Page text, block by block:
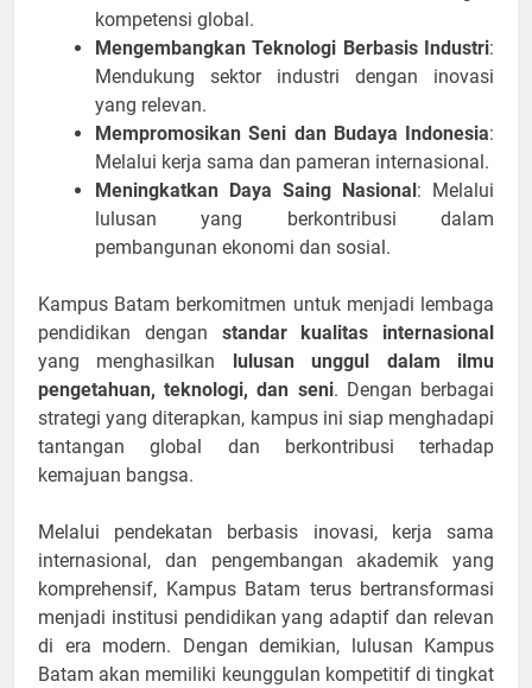
kompetensi global.
Mengembangkan Teknologi Berbasis Industri:
Mendukung sektor industri dengan inovasi
yang relevan.
Mempromosikan Seni dan Budaya Indonesia:
Melalui kerja sama dan pameran internasional.
Meningkatkan Daya Saing Nasional: Melalui
lulusan yang berkontribusi dalam
pembangunan ekonomi dan sosial.
Kampus Batam berkomitmen untuk menjadi lembaga
pendidikan dengan standar kualitas internasional
yang menghasilkan lulusan unggul dalam ilmu
pengetahuan, teknologi, dan seni. Dengan berbagai
strategi yang diterapkan, kampus ini siap menghadapi
tantangan global dan berkontribusi terhadap
kemajuan bangsa.
Melalui pendekatan berbasis inovasi, kerja sama
internasional, dan pengembangan akademik yang
komprehensif, Kampus Batam terus bertransformasi
menjadi institusi pendidikan yang adaptif dan relevan
di era modern. Dengan demikian, lulusan Kampus
Batam akan memiliki keunggulan kompetitif di tingkat